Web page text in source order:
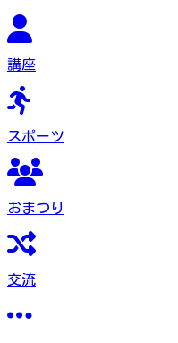
講座
スポーツ
おまつり
交流